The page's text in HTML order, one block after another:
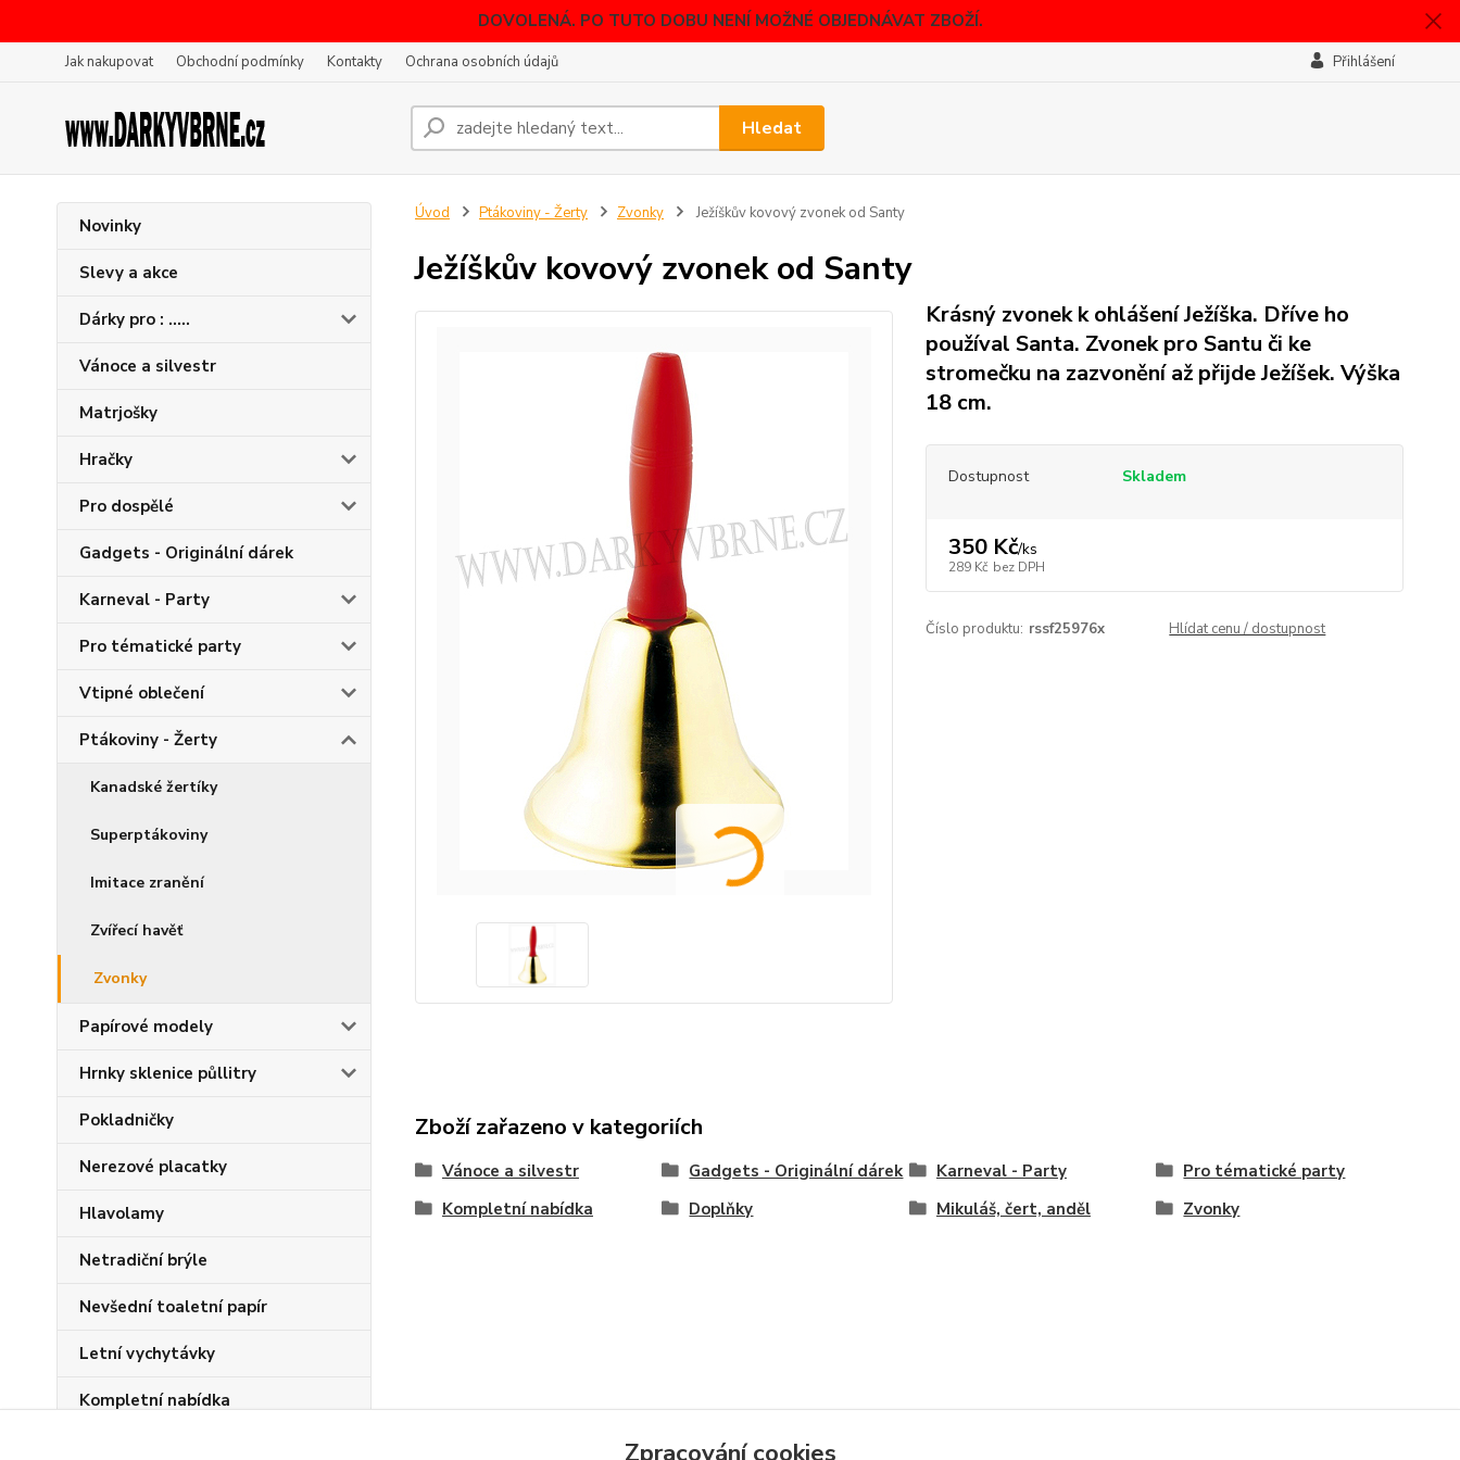
DOVOLENÁ. PO TUTO DOBU NENÍ MOŽNÉ OBJEDNÁVAT ZBOŽÍ.
Jak nakupovat Obchodní podmínky Kontakty Ochrana osobních údajů Přihlášení
Hledat
Novinky
Slevy a akce
Dárky pro : .....
Vánoce a silvestr
Matrjošky
Hračky
Pro dospělé
Gadgets - Originální dárek
Karneval - Party
Pro tématické party
Vtipné oblečení
Ptákoviny - Žerty
Kanadské žertíky
Superptákoviny
Imitace zranění
Zvířecí havěť
Zvonky
Papírové modely
Hrnky sklenice půllitry
Pokladničky
Nerezové placatky
Hlavolamy
Netradiční brýle
Nevšední toaletní papír
Letní vychytávky
Kompletní nabídka
Úvod Ptákoviny - Žerty Zvonky Ježíškův kovový zvonek od Santy
Ježíškův kovový zvonek od Santy
Krásný zvonek k ohlášení Ježíška. Dříve ho
používal Santa. Zvonek pro Santu či ke
stromečku na zazvonění až přijde Ježíšek. Výška
18 cm.
Dostupnost Skladem
350 Kč/ks
289 Kč bez DPH
Číslo produktu: rssf25976x Hlídat cenu / dostupnost
Zboží zařazeno v kategoriích
Vánoce a silvestr Gadgets - Originální dárek Karneval - Party
Pro tématické party
Kompletní nabídka
Doplňky Mikuláš, čert, anděl Zvonky
Zpracování cookies